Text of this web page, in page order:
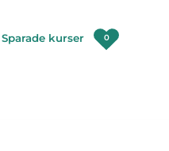
Sparade kurser 0